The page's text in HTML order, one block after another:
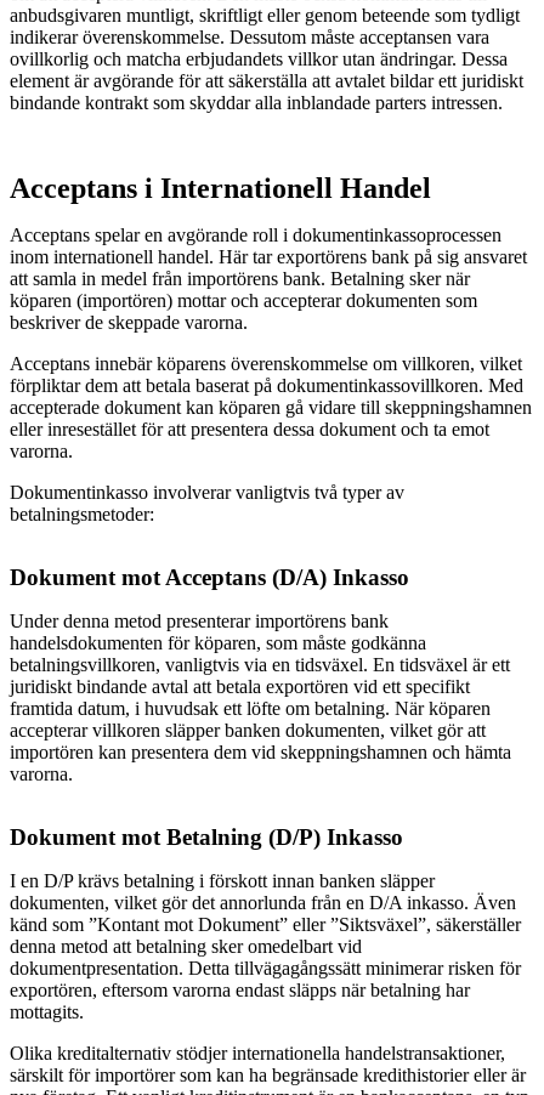
anbudsgivaren muntligt, skriftligt eller genom beteende som tydligt
indikerar överenskommelse. Dessutom måste acceptansen vara
ovillkorlig och matcha erbjudandets villkor utan ändringar. Dessa
element är avgörande för att säkerställa att avtalet bildar ett juridiskt
bindande kontrakt som skyddar alla inblandade parters intressen.
Acceptans i Internationell Handel
Acceptans spelar en avgörande roll i dokumentinkassoprocessen
inom internationell handel. Här tar exportörens bank på sig ansvaret
att samla in medel från importörens bank. Betalning sker när
köparen (importören) mottar och accepterar dokumenten som
beskriver de skeppade varorna.
Acceptans innebär köparens överenskommelse om villkoren, vilket
förpliktar dem att betala baserat på dokumentinkassovillkoren. Med
accepterade dokument kan köparen gå vidare till skeppningshamnen
eller inresestället för att presentera dessa dokument och ta emot
varorna.
Dokumentinkasso involverar vanligtvis två typer av
betalningsmetoder:
Dokument mot Acceptans (D/A) Inkasso
Under denna metod presenterar importörens bank
handelsdokumenten för köparen, som måste godkänna
betalningsvillkoren, vanligtvis via en tidsväxel. En tidsväxel är ett
juridiskt bindande avtal att betala exportören vid ett specifikt
framtida datum, i huvudsak ett löfte om betalning. När köparen
accepterar villkoren släpper banken dokumenten, vilket gör att
importören kan presentera dem vid skeppningshamnen och hämta
varorna.
Dokument mot Betalning (D/P) Inkasso
I en D/P krävs betalning i förskott innan banken släpper
dokumenten, vilket gör det annorlunda från en D/A inkasso. Även
känd som ”Kontant mot Dokument” eller ”Siktsväxel”, säkerställer
denna metod att betalning sker omedelbart vid
dokumentpresentation. Detta tillvägagångssätt minimerar risken för
exportören, eftersom varorna endast släpps när betalning har
mottagits.
Olika kreditalternativ stödjer internationella handelstransaktioner,
särskilt för importörer som kan ha begränsade kredithistorier eller är